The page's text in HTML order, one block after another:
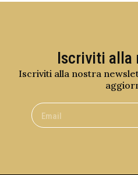
Iscriviti alla
Iscriviti alla nostra